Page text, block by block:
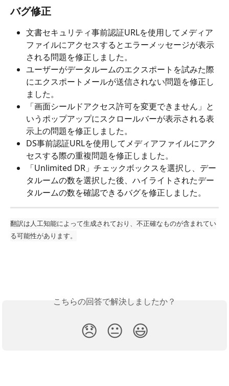
バグ修正
文書セキュリティ事前認証URLを使用してメディア
ファイルにアクセスするとエラーメッセージが表示
される問題を修正しました。
ユーザーがデータルームのエクスポートを試みた際
にエクスポートメールが送信されない問題を修正し
ました。
「画面シールドアクセス許可を変更できません」と
いうポップアップにスクロールバーが表示される表
示上の問題を修正しました。
DS事前認証URLを使用してメディアファイルにアク
セスする際の重複問題を修正しました。
「Unlimited DR」チェックボックスを選択し、デー
タルームの数を選択した後、ハイライトされたデー
タルームの数を確認できるバグを修正しました。
翻訳は人工知能によって生成されており、不正確なものが含まれてい
る可能性があります。
こちらの回答で解決しましたか？
😞 😐 😃